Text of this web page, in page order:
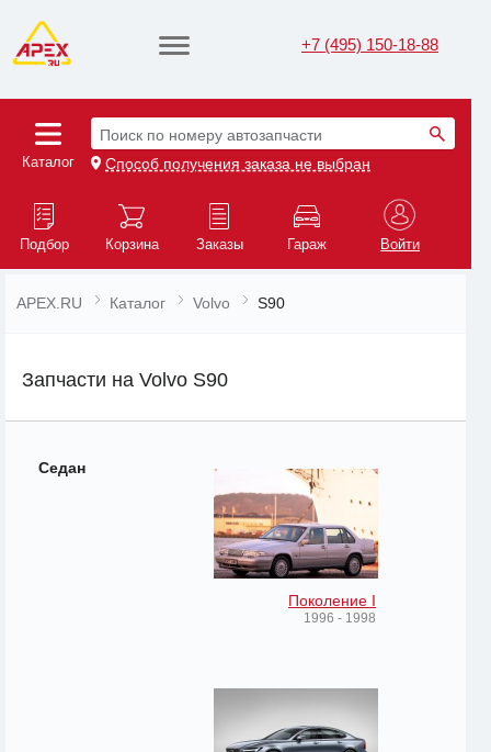
+7 (495) 150-18-88
Каталог
Поиск по номеру автозапчасти
Способ получения заказа не выбран
Подбор Корзина Заказы Гараж Войти
APEX.RU Каталог Volvo S90
Запчасти на Volvo S90
Седан
Поколение I
1996 - 1998